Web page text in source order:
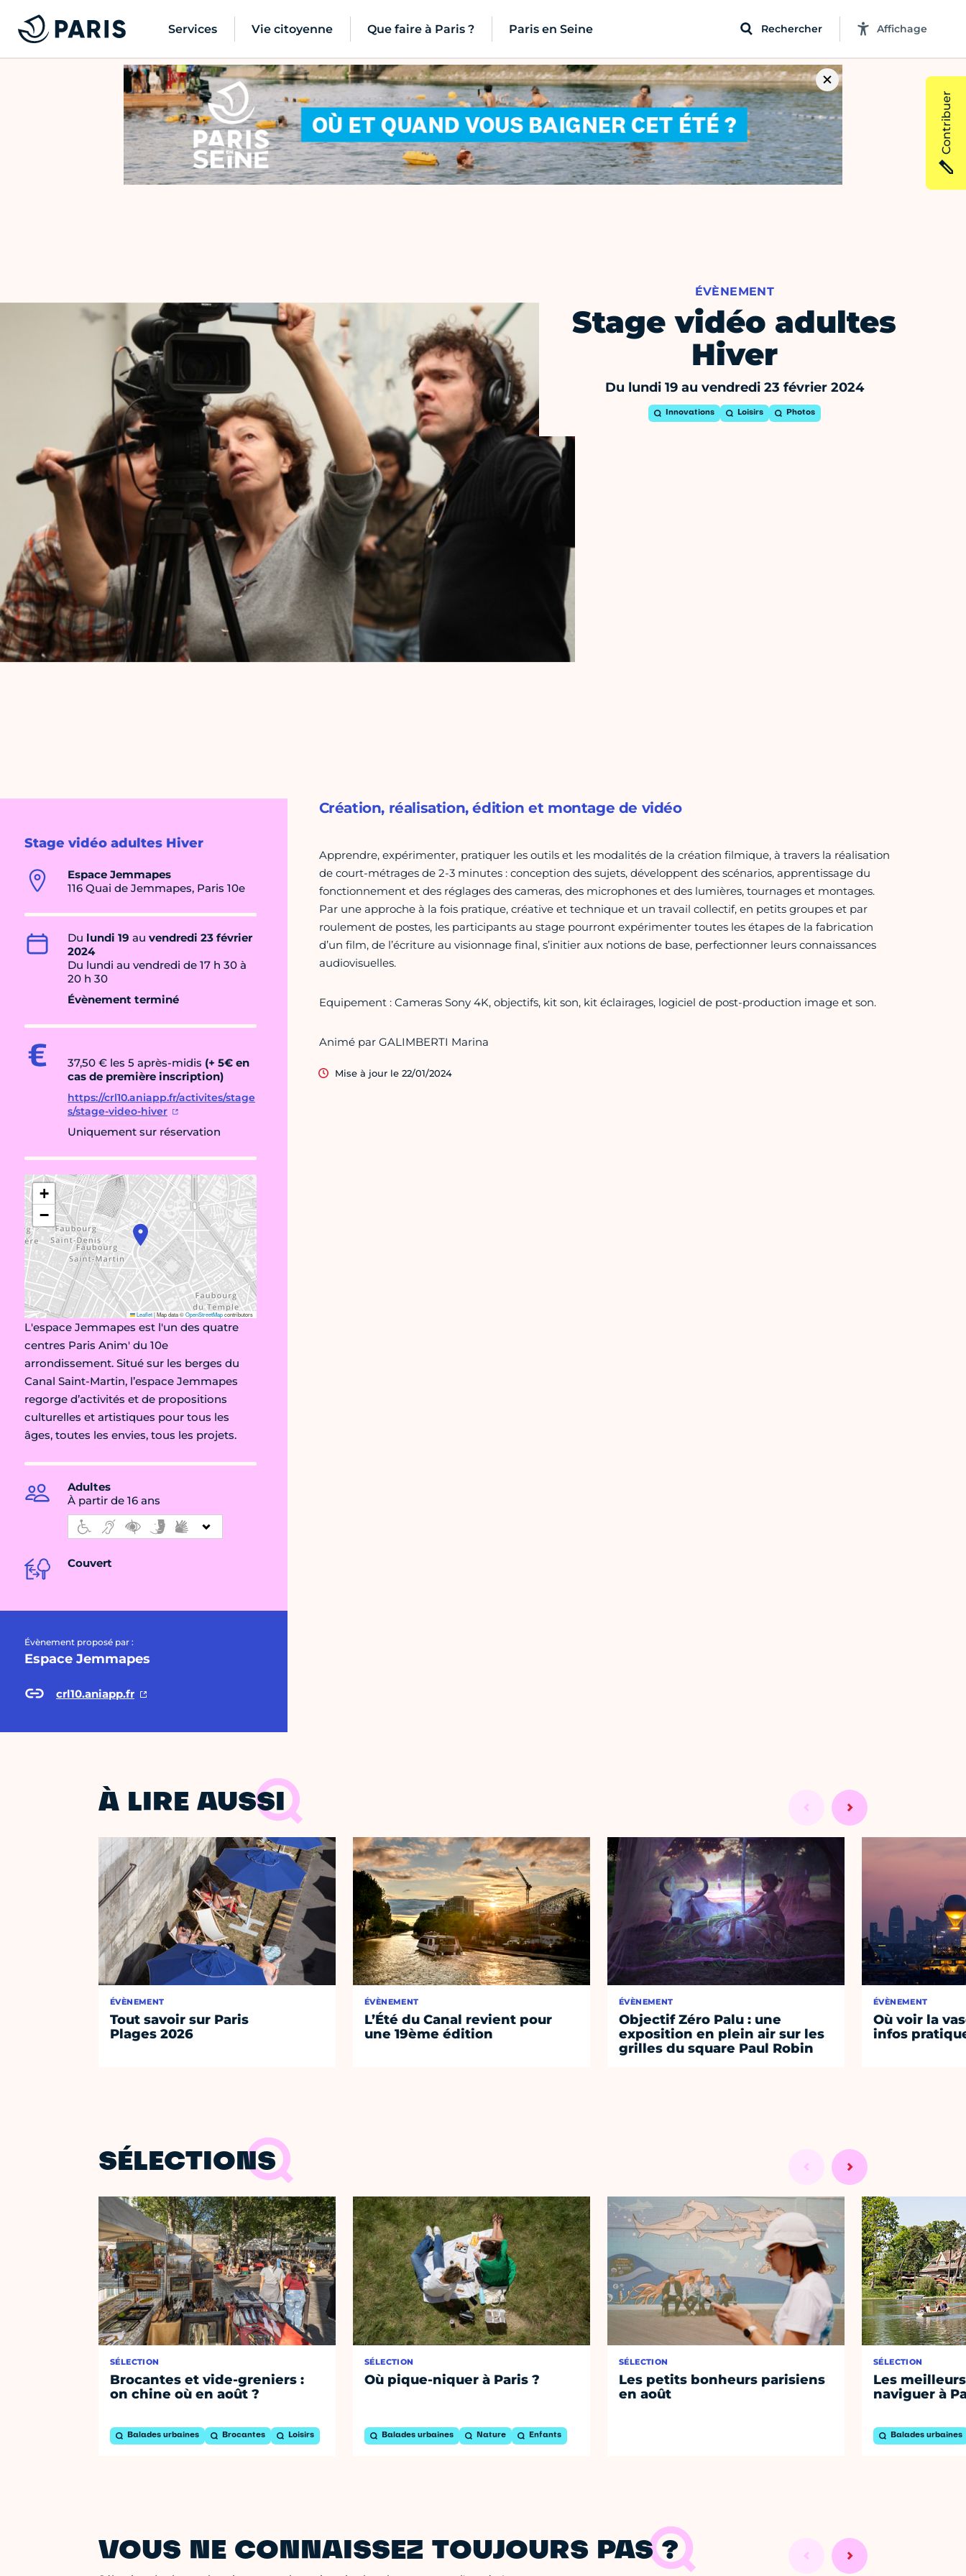
Services Vie citoyenne Que faire à Paris ? Paris en Seine Rechercher Affichage
ÉVÈNEMENT
Stage vidéo adultes
Hiver
Du lundi 19 au vendredi 23 février 2024
Innovations Loisirs Photos
Stage vidéo adultes Hiver
Espace Jemmapes
116 Quai de Jemmapes, Paris 10e
Du lundi 19 au vendredi 23 février
2024
Du lundi au vendredi de 17 h 30 à
20 h 30
Évènement terminé
37,50 € les 5 après-midis (+ 5€ en
cas de première inscription)
https://crl10.aniapp.fr/activites/stage
s/stage-video-hiver
Uniquement sur réservation
+
−
Leaflet|Map data ©OpenStreetMapcontributors
L'espace Jemmapes est l'un des quatre
centres Paris Anim' du 10e
arrondissement. Situé sur les berges du
Canal Saint-Martin, l’espace Jemmapes
regorge d’activités et de propositions
culturelles et artistiques pour tous les
âges, toutes les envies, tous les projets.
Adultes
À partir de 16 ans
Couvert
Évènement proposé par :
Espace Jemmapes
crl10.aniapp.fr
Création, réalisation, édition et montage de vidéo
Apprendre, expérimenter, pratiquer les outils et les modalités de la création filmique, à travers la réalisation
de court-métrages de 2-3 minutes : conception des sujets, développent des scénarios, apprentissage du
fonctionnement et des réglages des cameras, des microphones et des lumières, tournages et montages.
Par une approche à la fois pratique, créative et technique et un travail collectif, en petits groupes et par
roulement de postes, les participants au stage pourront expérimenter toutes les étapes de la fabrication
d’un film, de l’écriture au visionnage final, s’initier aux notions de base, perfectionner leurs connaissances
audiovisuelles.
Equipement : Cameras Sony 4K, objectifs, kit son, kit éclairages, logiciel de post-production image et son.
Animé par GALIMBERTI Marina
Mise à jour le 22/01/2024
À LIRE AUSSI
ÉVÈNEMENT
Tout savoir sur Paris
Plages 2026
ÉVÈNEMENT
L’Été du Canal revient pour
une 19ème édition
ÉVÈNEMENT
Objectif Zéro Palu : une
exposition en plein air sur les
grilles du square Paul Robin
ÉVÈNEMENT
Où voir la
infos
SÉLECTIONS
SÉLECTION
Brocantes et vide-greniers :
on chine où en août ?
Balades urbaines Brocantes Loisirs
SÉLECTION
Où pique-niquer à Paris ?
Balades urbaines Nature Enfants
SÉLECTION
Les petits bonheurs parisiens
en août
SÉLECTION
Les
naviguer à
Balades urbaines
VOUS NE CONNAISSEZ TOUJOURS PAS ?
Contribuer